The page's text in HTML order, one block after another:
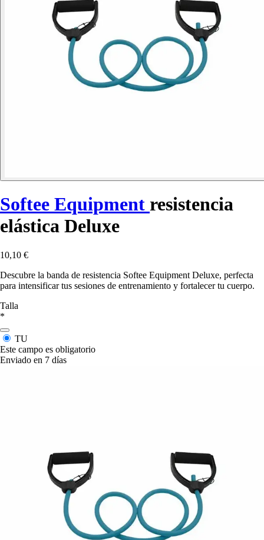
Softee Equipment resistencia
elástica Deluxe
10,10 €
Descubre la banda de resistencia Softee Equipment Deluxe, perfecta
para intensificar tus sesiones de entrenamiento y fortalecer tu cuerpo.
Talla
*
TU
Este campo es obligatorio
Enviado en 7 días